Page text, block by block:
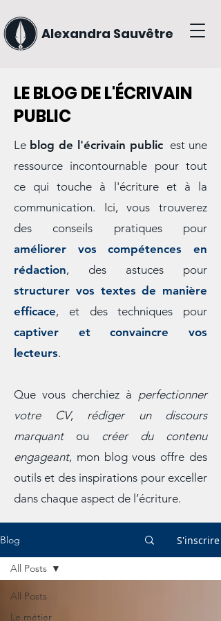
Alexandra Sauvêtre
LE BLOG DE L'ÉCRIVAIN
PUBLIC
Le blog de l'écrivain public est une
ressource incontournable pour tout
ce qui touche à l'écriture et à la
communication. Ici, vous trouverez
des conseils pratiques pour
améliorer vos compétences en
rédaction, des astuces pour
structurer vos textes de manière
efficace, et des techniques pour
captiver et convaincre vos
lecteurs.
Que vous cherchiez à perfectionner
votre CV, rédiger un discours
marquantou créer du contenu
engageant, mon blog vous offre des
outils et des inspirations pour exceller
dans chaque aspect de l’écriture.
Blog S'inscrire
All Posts
Le métier
All Posts